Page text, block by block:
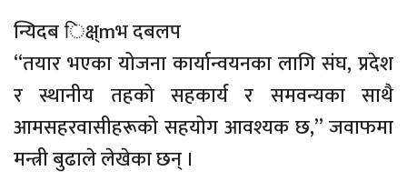
न्यिदब िक्ष्mभ दबलप
“तयार भएका योजना कार्यान्वयनका लागि संघ, प्रदेश
र स्थानीय तहको सहकार्य र समवन्यका साथै
आमसहरवासीहरूको सहयोग आवश्यक छ,” जवाफमा
मन्त्री बुढाले लेखेका छन् ।